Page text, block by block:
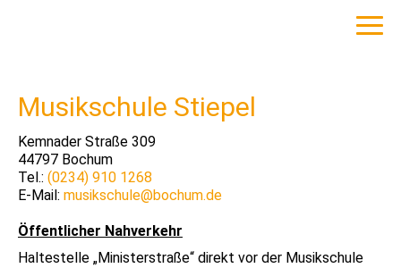
Musikschule Stiepel
Kemnader Straße 309
44797 Bochum
Tel.: (0234) 910 1268
E-Mail: musikschule@bochum.de
Öffentlicher Nahverkehr
Haltestelle „Ministerstraße“ direkt vor der Musikschule